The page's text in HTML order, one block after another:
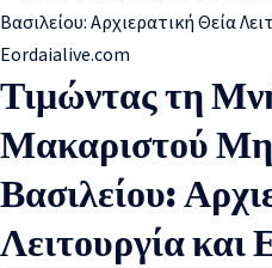
Τιμώντας τη
Μακαριστού
Βασιλείου:
Λειτουργία και